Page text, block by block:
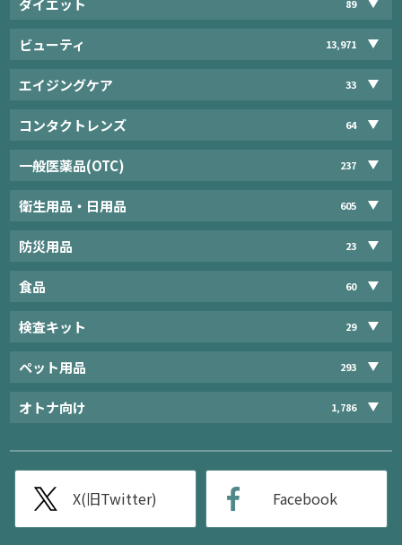
ダイエット 89
ビューティ 13,971
エイジングケア 33
コンタクトレンズ 64
一般医薬品(OTC) 237
衛生用品・日用品 605
防災用品 23
食品 60
検査キット 29
ペット用品 293
オトナ向け 1,786
X(旧Twitter) Facebook